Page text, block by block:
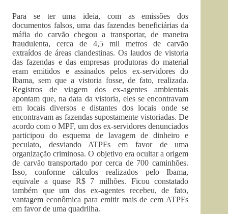
Para se ter uma ideia, com as emissões dos
documentos falsos, uma das fazendas beneficiárias da
máfia do carvão chegou a transportar, de maneira
fraudulenta, cerca de 4,5 mil metros de carvão
extraídos de áreas clandestinas. Os laudos de vistoria
das fazendas e das empresas produtoras do material
eram emitidos e assinados pelos ex-servidores do
Ibama, sem que a vistoria fosse, de fato, realizada.
Registros de viagem dos ex-agentes ambientais
apontam que, na data da vistoria, eles se encontravam
em locais diversos e distantes dos locais onde se
encontravam as fazendas supostamente vistoriadas. De
acordo com o MPF, um dos ex-servidores denunciados
participou do esquema de lavagem de dinheiro e
peculato, desviando ATPFs em favor de uma
organização criminosa. O objetivo era ocultar a origem
de carvão transportado por cerca de 700 caminhões.
Isso, conforme cálculos realizados pelo Ibama,
equivale a quase R$ 7 milhões. Ficou constatado
também que um dos ex-agentes recebeu, de fato,
vantagem econômica para emitir mais de cem ATPFs
em favor de uma quadrilha.